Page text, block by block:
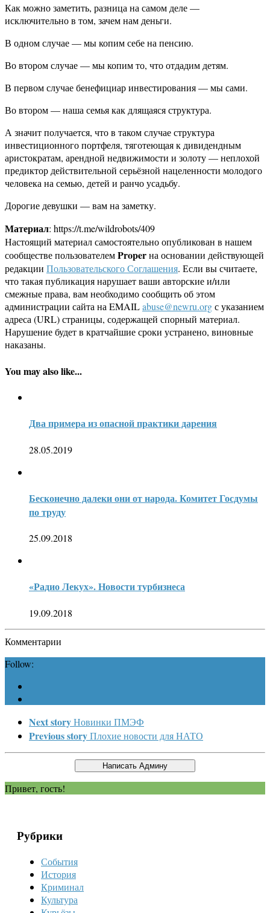
Как можно заметить, разница на самом деле —
исключительно в том, зачем нам деньги.
В одном случае — мы копим себе на пенсию.
Во втором случае — мы копим то, что отдадим детям.
В первом случае бенефициар инвестирования — мы сами.
Во втором — наша семья как длящаяся структура.
А значит получается, что в таком случае структура
инвестиционного портфеля, тяготеющая к дивидендным
аристократам, арендной недвижимости и золоту — неплохой
предиктор действительной серьёзной нацеленности молодого
человека на семью, детей и ранчо усадьбу.
Дорогие девушки — вам на заметку.
Материал: https://t.me/wildrobots/409
Настоящий материал самостоятельно опубликован в нашем
сообществе пользователемProperна основании действующей
редакции Пользовательского Соглашения. Если вы считаете,
что такая публикация нарушает ваши авторские и/или
смежные права, вам необходимо сообщить об этом
администрации сайта на EMAILabuse@newru.orgс указанием
адреса (URL) страницы, содержащей спорный материал.
Нарушение будет в кратчайшие сроки устранено, виновные
наказаны.
You may also like...
Два примера из опасной практики дарения
28.05.2019
Бесконечно далеки они от народа. Комитет Госдумы
по труду
25.09.2018
«Радио Лекух». Новости турбизнеса
19.09.2018
Комментарии
Follow:
Next storyНовинки ПМЭФ
Previous storyПлохие новости для НАТО
Привет, гость!
Рубрики
События
История
Криминал
Культура